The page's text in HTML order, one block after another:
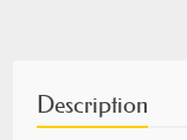
Description